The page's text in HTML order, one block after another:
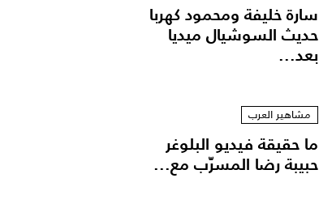
سارة خليفة ومحمود كهربا
حديث السوشيال ميديا
بعد...
مشاهير العرب
ما حقيقة فيديو البلوغر
حبيبة رضا المسرّب مع...